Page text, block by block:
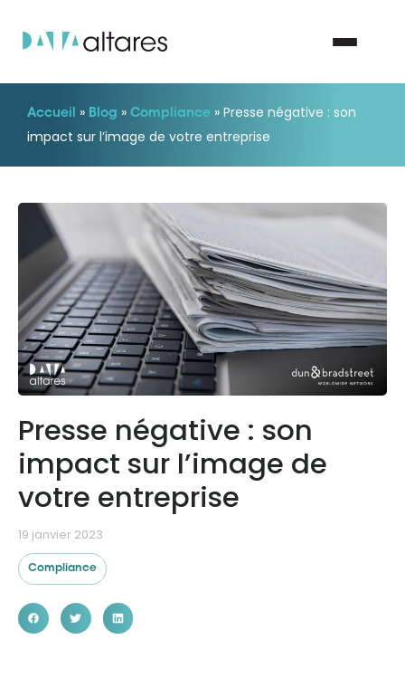
Nous contacter
Vos enjeux
Nos solutions
Nos data
Notre groupe
Ressources
Accueil » Blog » Compliance » Presse négative : son
impact sur l’image de votre entreprise
Presse négative : son
impact sur l’image de
votre entreprise
19 janvier 2023
Compliance